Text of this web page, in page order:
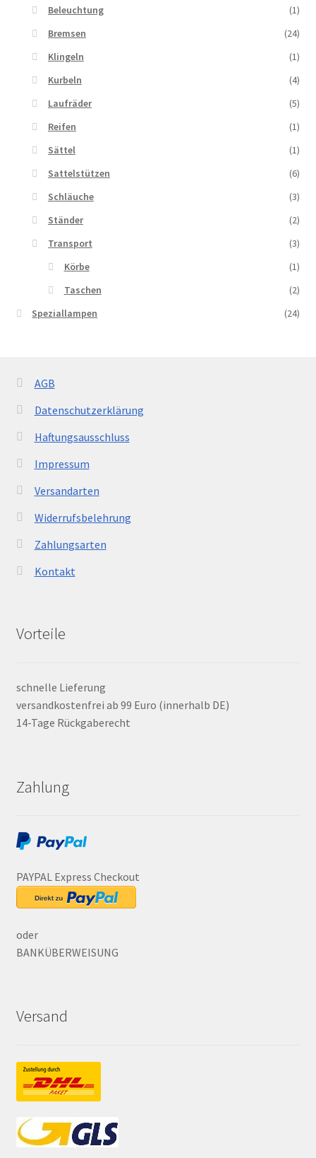
Beleuchtung
(1)
Bremsen
(24)
Klingeln
(1)
Kurbeln
(4)
Laufräder
(5)
Reifen
(1)
Sättel
(1)
Sattelstützen
(6)
Schläuche
(3)
Ständer
(2)
Transport
(3)
Körbe
(1)
Taschen
(2)
Speziallampen
(24)
AGB
Datenschutzerklärung
Haftungsausschluss
Impressum
Versandarten
Widerrufsbelehrung
Zahlungsarten
Kontakt
Vorteile
schnelle Lieferung
versandkostenfrei ab 99 Euro (innerhalb DE)
14-Tage Rückgaberecht
Zahlung
PAYPAL Express Checkout
oder
BANKÜBERWEISUNG
Versand